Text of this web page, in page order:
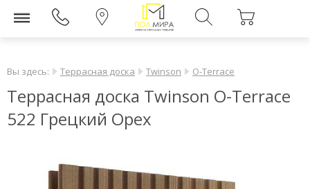
Вы здесь: Террасная доска Twinson O-Terrace
Террасная доска Twinson O-Terrace
522 Грецкий Орех